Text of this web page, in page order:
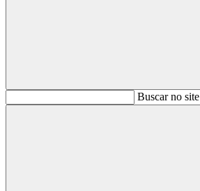
BuscarBuscar no site